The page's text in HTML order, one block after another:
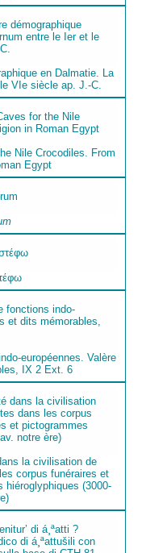
en Dalmatie. La
VIe siècle ap. J.-C.
Nile Crocodiles. From
Egypt
européennes. Valère
IX 2 Ext. 6
la civilisation de
corpus funéraires et
(3000-